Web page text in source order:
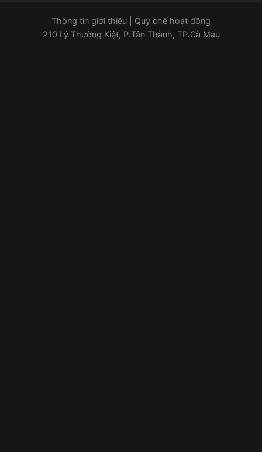
Thông tin giới thiệu
Quy chế hoạt động
210 Lý Thường Kiệt, P.Tân Thành, TP.Cà Mau